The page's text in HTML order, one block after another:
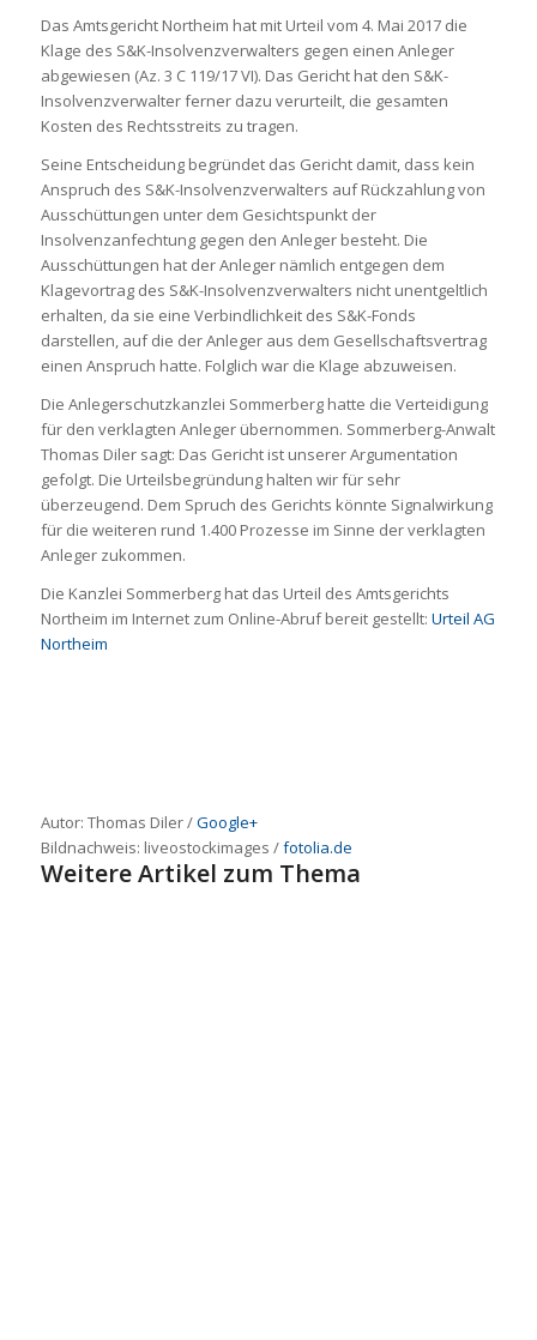
Das Amtsgericht Northeim hat mit Urteil vom 4. Mai 2017 die
Klage des S&K-Insolvenzverwalters gegen einen Anleger
abgewiesen (Az. 3 C 119/17 VI). Das Gericht hat den S&K-
Insolvenzverwalter ferner dazu verurteilt, die gesamten
Kosten des Rechtsstreits zu tragen.
Seine Entscheidung begründet das Gericht damit, dass kein
Anspruch des S&K-Insolvenzverwalters auf Rückzahlung von
Ausschüttungen unter dem Gesichtspunkt der
Insolvenzanfechtung gegen den Anleger besteht. Die
Ausschüttungen hat der Anleger nämlich entgegen dem
Klagevortrag des S&K-Insolvenzverwalters nicht unentgeltlich
erhalten, da sie eine Verbindlichkeit des S&K-Fonds
darstellen, auf die der Anleger aus dem Gesellschaftsvertrag
einen Anspruch hatte. Folglich war die Klage abzuweisen.
Die Anlegerschutzkanzlei Sommerberg hatte die Verteidigung
für den verklagten Anleger übernommen. Sommerberg-Anwalt
Thomas Diler sagt: Das Gericht ist unserer Argumentation
gefolgt. Die Urteilsbegründung halten wir für sehr
überzeugend. Dem Spruch des Gerichts könnte Signalwirkung
für die weiteren rund 1.400 Prozesse im Sinne der verklagten
Anleger zukommen.
Die Kanzlei Sommerberg hat das Urteil des Amtsgerichts
Northeim im Internet zum Online-Abruf bereit gestellt: Urteil AG
Northeim
Autor: Thomas Diler /Google+
Bildnachweis: liveostockimages /fotolia.de
Weitere Artikel zum Thema